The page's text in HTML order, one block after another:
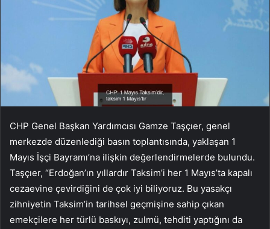
CHP Genel Başkan Yardımcısı Gamze Taşçıer, genel
merkezde düzenlediği basın toplantısında, yaklaşan 1
Mayıs İşçi Bayramı’na ilişkin değerlendirmelerde bulundu.
Taşçıer, “Erdoğan’ın yıllardır Taksim’i her 1 Mayıs’ta kapalı
cezaevine çevirdiğini de çok iyi biliyoruz. Bu yasakçı
zihniyetin Taksim’in tarihsel geçmişine sahip çıkan
emekçilere her türlü baskıyı, zulmü, tehditi yaptığını da